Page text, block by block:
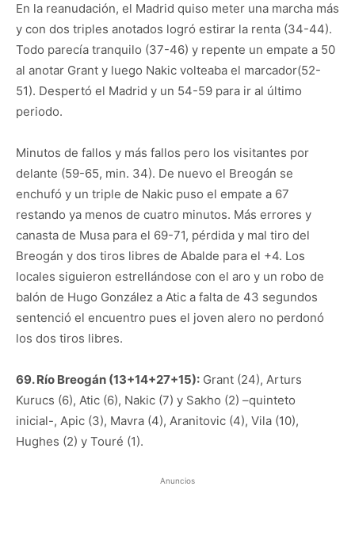
En la reanudación, el Madrid quiso meter una marcha más
y con dos triples anotados logró estirar la renta (34-44).
Todo parecía tranquilo (37-46) y repente un empate a 50
al anotar Grant y luego Nakic volteaba el marcador(52-
51). Despertó el Madrid y un 54-59 para ir al último
periodo.
Minutos de fallos y más fallos pero los visitantes por
delante (59-65, min. 34). De nuevo el Breogán se
enchufó y un triple de Nakic puso el empate a 67
restando ya menos de cuatro minutos. Más errores y
canasta de Musa para el 69-71, pérdida y mal tiro del
Breogán y dos tiros libres de Abalde para el +4. Los
locales siguieron estrellándose con el aro y un robo de
balón de Hugo González a Atic a falta de 43 segundos
sentenció el encuentro pues el joven alero no perdonó
los dos tiros libres.
69. Río Breogán (13+14+27+15): Grant (24), Arturs
Kurucs (6), Atic (6), Nakic (7) y Sakho (2) –quinteto
inicial-, Apic (3), Mavra (4), Aranitovic (4), Vila (10),
Hughes (2) y Touré (1).
Anuncios